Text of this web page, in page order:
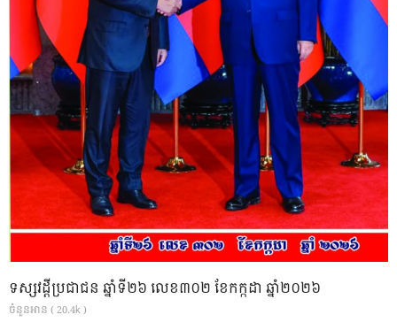
ទស្សវដ្តីប្រជាជន ឆ្នាំទី២៦ លេខ៣០២ ខែកក្កដា ឆ្នាំ២០២៦
ចំនួនអាន ( 20.4k )